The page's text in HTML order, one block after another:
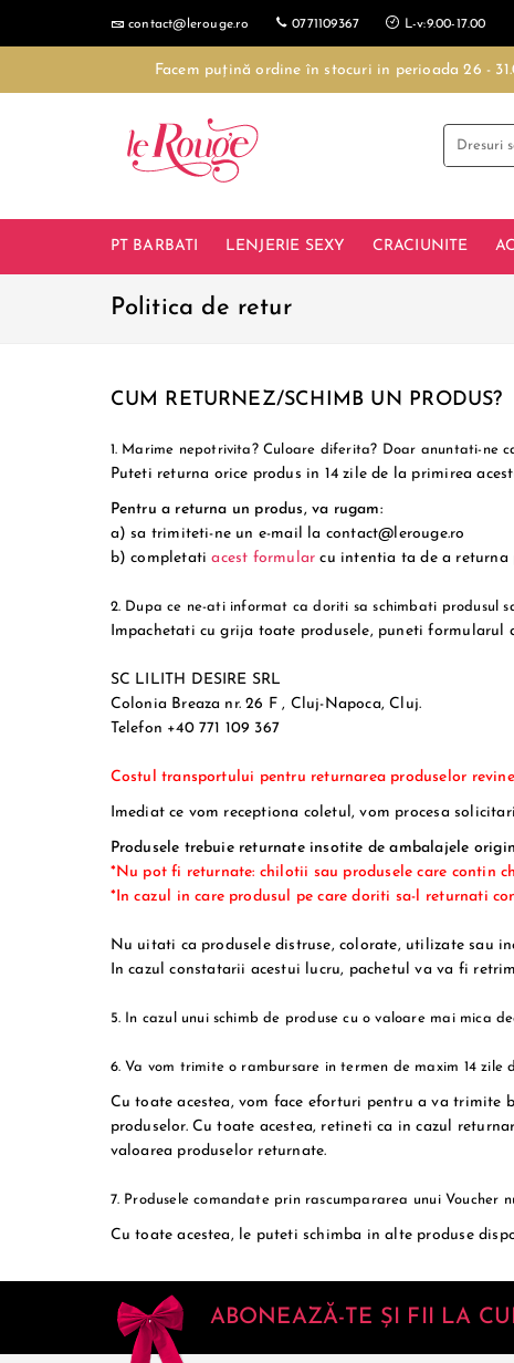
contact@lerouge.ro 0771109367 L-v:9.00-17.00
Facem puțină ordine în stocuri in perioada 26 -
PT BARBATI LENJERIE SEXY CRACIUNITE
Politica de retur
CUM RETURNEZ/SCHIMB UN PRODUS?
1. Marime nepotrivita? Culoare diferita? Doar anuntati-ne
Puteti returna orice produs in 14 zile de la primirea
Pentru a returna un produs, va rugam:
a) sa trimiteti-ne un e-mail la contact@lerouge.ro
b) completatiacest formular cu intentia ta de a returna
2. Dupa ce ne-ati informat ca doriti sa schimbati produsul
Impachetati cu grija toate produsele, puneti
SC LILITH DESIRE SRL
Colonia Breaza nr. 26 F , Cluj-Napoca, Cluj.
Telefon +40 771 109 367
Costul transportului pentru returnarea produselor
Imediat ce vom receptiona coletul, vom procesa
Produsele trebuie returnate insotite de ambalajele
*Nu pot fi returnate: chilotii sau produsele care contin
*In cazul in care produsul pe care doriti sa-l returnati
Nu uitati ca produsele distruse, colorate, utilizate sau
In cazul constatarii acestui lucru, pachetul va va fi
5. In cazul unui schimb de produse cu o valoare mai
6. Va vom trimite o rambursare in termen de maxim 14
Cu toate acestea, vom face eforturi pentru a va trimite
produselor. Cu toate acestea, retineti ca in cazul
valoarea produselor returnate.
7. Produsele comandate prin rascumpararea unui Voucher
Cu toate acestea, le puteti schimba in alte produse
ABONEAZĂ-TE ȘI FII LA